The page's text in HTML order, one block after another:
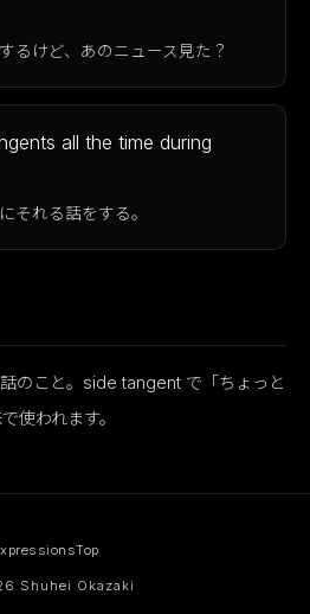
るけど、あのニュース見た？
all the time during
それる話をする。
のこと。side tangent で「ちょっと
使われます。
Top
Shuhei Okazaki